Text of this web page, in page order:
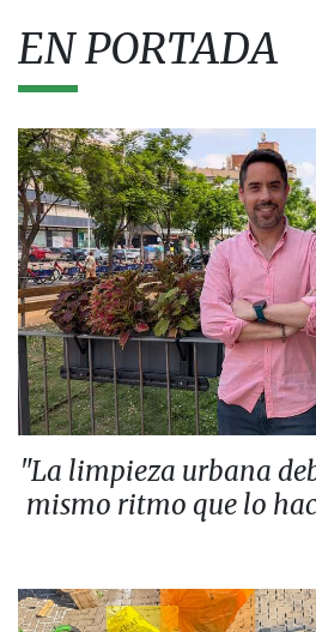
EN PORTADA
"La limpieza urbana
mismo ritmo que lo